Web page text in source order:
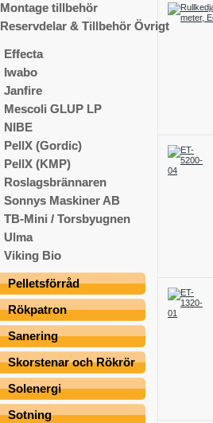
Montage tillbehör
Reservdelar & Tillbehör Övrigt
Effecta
Iwabo
Janfire
Mescoli GLUP LP
NIBE
PellX (Gordic)
PellX (KMP)
Roslagsbrännaren
Sonnys Maskiner AB
TB-Mini / Torsbyugnen
Ulma
Viking Bio
Pelletsförråd
Rökpatron
Sanering
Skorstenar och Rökrör
Solenergi
Sotning